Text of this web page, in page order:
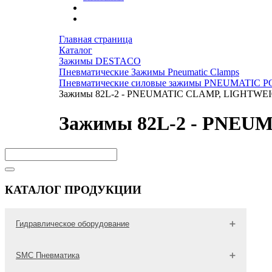
Главная страница
Каталог
Зажимы DESTACO
Пневматические Зажимы Pneumatic Clamps
Пневматические силовые зажимы PNEUMATIC
Зажимы 82L-2 - PNEUMATIC CLAMP,
Зажимы 82L-2 -
КАТАЛОГ ПРОДУКЦИИ
Гидравлическое оборудование
Гидравлические трубы
SMC Пневматика